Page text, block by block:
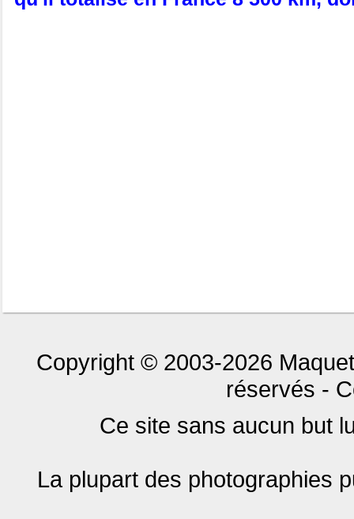
Copyright © 2003-2026
réservés -
Ce site sans aucun but
La plupart des photographies